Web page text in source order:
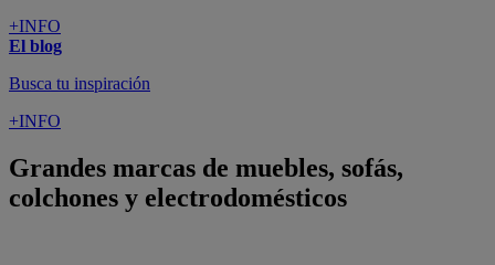
+INFO
El blog
Busca tu inspiración
+INFO
Grandes marcas de muebles, sofás,
colchones y electrodomésticos